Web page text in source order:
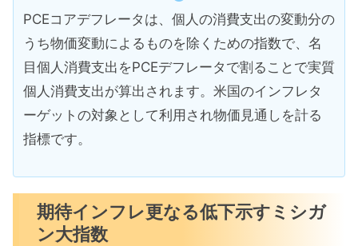
PCEコアデフレータは、個人の消費支出の変動分の
うち物価変動によるものを除くための指数で、名
目個人消費支出をPCEデフレータで割ることで実質
個人消費支出が算出されます。米国のインフレタ
ーゲットの対象として利用され物価見通しを計る
指標です。
期待インフレ更なる低下示すミシガ
ン大指数